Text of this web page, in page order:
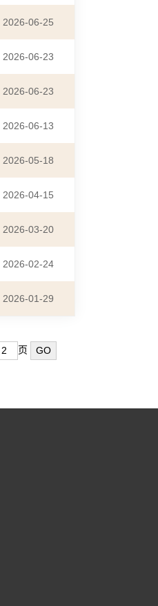
2026-06-25
2026-06-23
2026-06-23
2026-06-13
2026-05-18
2026-04-15
2026-03-20
2026-02-24
2026-01-29
页